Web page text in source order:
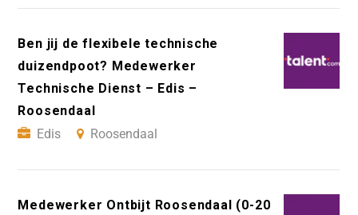
Ben jij de flexibele technische
duizendpoot? Medewerker
Technische Dienst – Edis –
Roosendaal
Edis
Roosendaal
Medewerker Ontbijt Roosendaal (0-20